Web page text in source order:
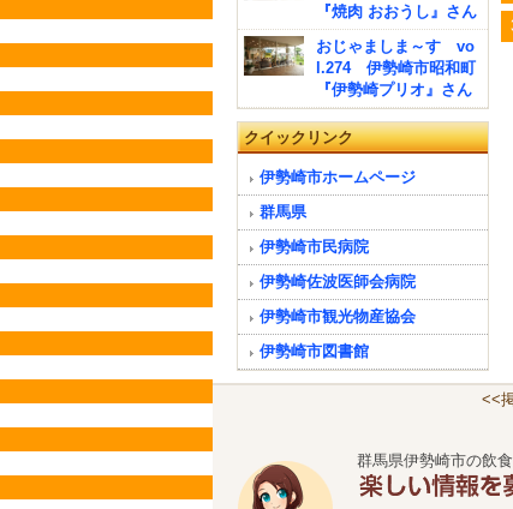
『焼肉 おおうし』さん
おじゃましま～す vo
l.274 伊勢崎市昭和町
『伊勢崎プリオ』さん
クイックリンク
伊勢崎市ホームページ
群馬県
伊勢崎市民病院
伊勢崎佐波医師会病院
伊勢崎市観光物産協会
伊勢崎市図書館
<<
群馬県伊勢崎市の飲